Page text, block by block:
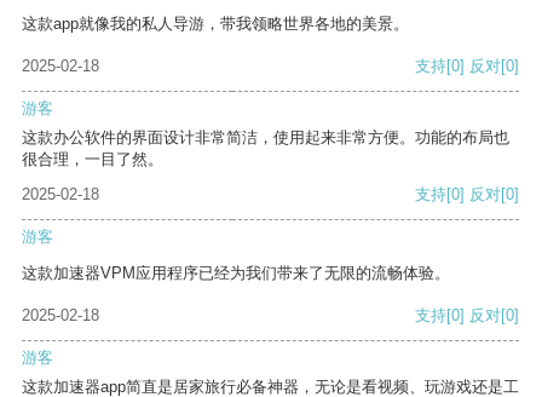
这款app就像我的私人导游，带我领略世界各地的美景。
2025-02-18 支持[0] 反对[0]
游客
这款办公软件的界面设计非常简洁，使用起来非常方便。功能的布局也
很合理，一目了然。
2025-02-18
支持[0] 反对[0]
游客
这款加速器VPM应用程序已经为我们带来了无限的流畅体验。
2025-02-18 支持[0] 反对[0]
游客
这款加速器app简直是居家旅行必备神器，无论是看视频、玩游戏还是工